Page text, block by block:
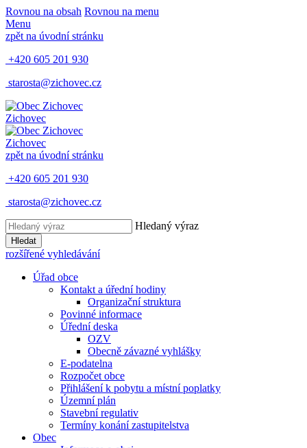
Rovnou na obsah Rovnou na menu
Menu
zpět na úvodní stránku
+420 605 201 930
starosta@zichovec.cz
Zichovec
Zichovec
zpět na úvodní stránku
+420 605 201 930
starosta@zichovec.cz
Hledaný výraz
Hledat
rozšířené vyhledávání
Úřad obce
Kontakt a úřední hodiny
Organizační struktura
Povinné informace
Úřední deska
OZV
Obecně závazné vyhlášky
E-podatelna
Rozpočet obce
Přihlášení k pobytu a místní poplatky
Územní plán
Stavební regulativ
Termíny konání zastupitelstva
Obec